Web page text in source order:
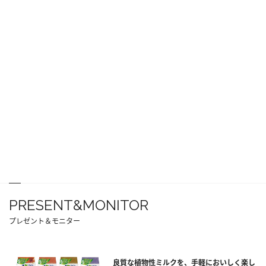
PRESENT&MONITOR
プレゼント＆モニター
良質な植物性ミルクを、手軽においしく楽し